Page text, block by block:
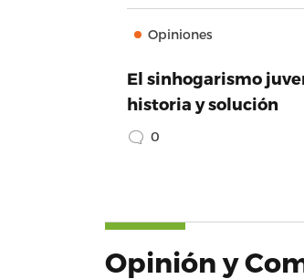
Opiniones
El sinhogarismo
historia y solución
0
Opinión y